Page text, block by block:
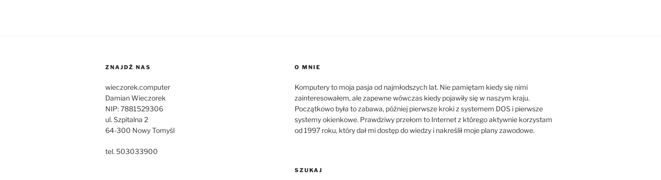
ZNAJDŹ NAS
wieczorek.computer
Damian Wieczorek
NIP: 7881529306
ul. Szpitalna 2
64-300 Nowy Tomyśl
tel. 503033900
O MNIE
Komputery to moja pasja od najmłodszych lat. Nie pamiętam kiedy się nimi
zainteresowałem, ale zapewne wówczas kiedy pojawiły się w naszym kraju.
Początkowo była to zabawa, później pierwsze kroki z systemem DOS i pierwsze
systemy okienkowe. Prawdziwy przełom to Internet z którego aktywnie korzystam
od 1997 roku, który dał mi dostęp do wiedzy i nakreślił moje plany zawodowe.
SZUKAJ